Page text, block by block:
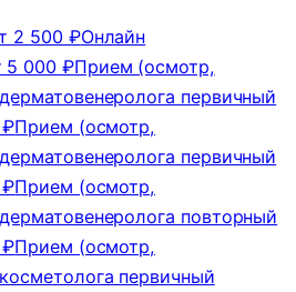
2 500 ₽Онлайн
5 000 ₽Прием (осмотр,
первичный
Прием (осмотр,
первичный
Прием (осмотр,
повторный
Прием (осмотр,
первичный